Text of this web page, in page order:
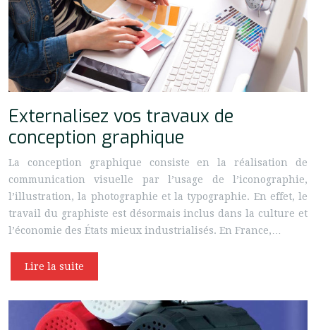
Externalisez vos travaux de
conception graphique
La conception graphique consiste en la réalisation de
communication visuelle par l’usage de l’iconographie,
l’illustration, la photographie et la typographie. En effet, le
travail du graphiste est désormais inclus dans la culture et
l’économie des États mieux industrialisés. En France,…
Lire la suite